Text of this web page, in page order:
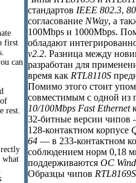
first
can
rest.
what
стандартов IEEE 802.3,
согласование NWay, а
100Mbps и 1000Mbps.
обладают
v2.2. Разница между
разработан для
время как RTL8110S
Помимо этого стоит
совместимым с одной из
10/100Mbps Fast Ethernet
32-битные версии
128-контактном корпусе
64 — в 233-контактном
соблюдением норм 0,18
поддерживаются ОС
Образцы чипов RTL8169S